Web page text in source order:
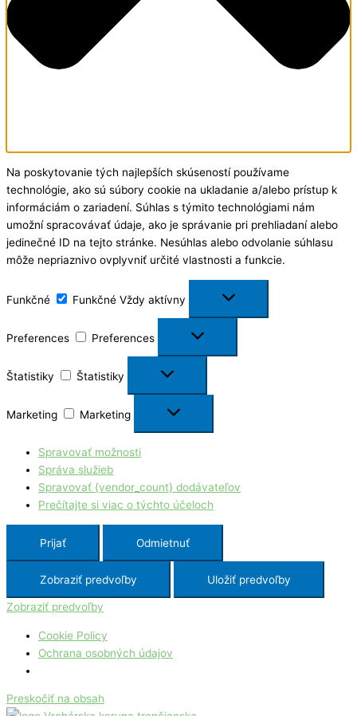
Na poskytovanie tých najlepších skúseností používame
technológie, ako sú súbory cookie na ukladanie a/alebo prístup k
informáciám o zariadení. Súhlas s týmito technológiami nám
umožní spracovávať údaje, ako je správanie pri prehliadaní alebo
jedinečné ID na tejto stránke. Nesúhlas alebo odvolanie súhlasu
môže nepriaznivo ovplyvniť určité vlastnosti a funkcie.
Funkčné Funkčné Vždy aktívny
Preferences Preferences
Štatistiky Štatistiky
Marketing Marketing
Spravovať možnosti
Správa služieb
Spravovať {vendor_count} dodávateľov
Prečítajte si viac o týchto účeloch
Prijať Odmietnuť
Zobraziť predvoľby Uložiť predvoľby
Zobraziť predvoľby
Cookie Policy
Ochrana osobných údajov
Preskočiť na obsah